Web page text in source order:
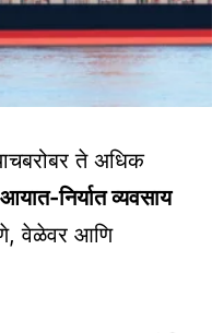
ते अधिक
आयात-निर्यात व्यवसाय
वेळेवर आणि